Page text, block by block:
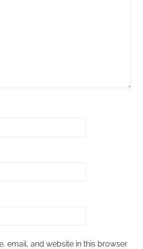
email, and website in this browser